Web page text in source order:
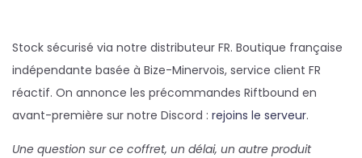
Stock sécurisé via notre distributeur FR. Boutique française
indépendante basée à Bize-Minervois, service client FR
réactif. On annonce les précommandes Riftbound en
avant-première sur notre Discord : rejoins le serveur.
Une question sur ce coffret, un délai, un autre produit